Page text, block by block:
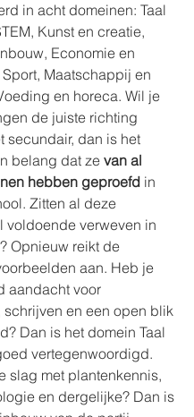
in acht domeinen: Taal
Kunst en creatie,
Economie en
Maatschappij en
en horeca. Wil je
de juiste richting
secundair, dan is het
belang dat ze van al
hebben geproefd in
Zitten al deze
voldoende verweven in
Opnieuw reikt de
aan. Heb je
aandacht voor
schrijven en een open blik
Dan is het domein Taal
vertegenwoordigd.
slag met plantenkennis,
en dergelijke? Dan is